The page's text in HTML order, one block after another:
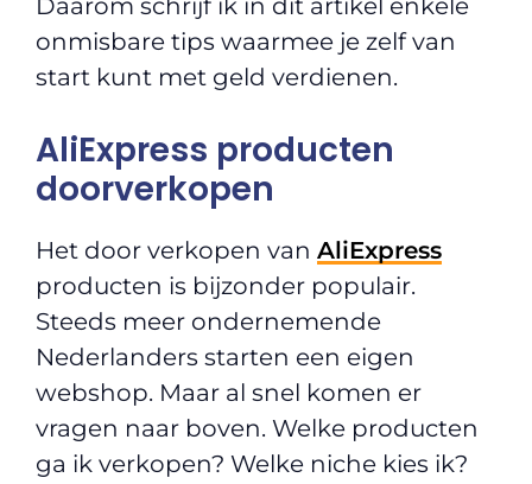
Daarom schrijf ik in dit artikel enkele
onmisbare tips waarmee je zelf van
start kunt met geld verdienen.
AliExpress producten
doorverkopen
Het door verkopen van AliExpress
producten is bijzonder populair.
Steeds meer ondernemende
Nederlanders starten een eigen
webshop. Maar al snel komen er
vragen naar boven. Welke producten
ga ik verkopen? Welke niche kies ik?